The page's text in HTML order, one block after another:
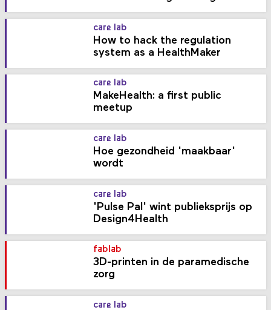
care lab
How to hack the regulation
system as a HealthMaker
care lab
MakeHealth: a first public
meetup
care lab
Hoe gezondheid 'maakbaar'
wordt
care lab
'Pulse Pal' wint publieksprijs op
Design4Health
fablab
3D-printen in de paramedische
zorg
care lab